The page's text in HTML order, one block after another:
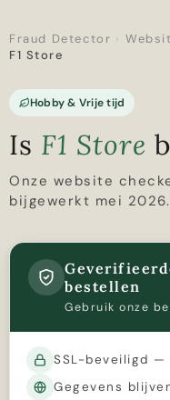
Fraud Detector ›
F1 Store
Hobby & Vrije tijd
Is F1 Store
Onze website
bijgewerkt mei 2026.
bestellen
Gebruik onze
SSL-beveiligd
Gegevens